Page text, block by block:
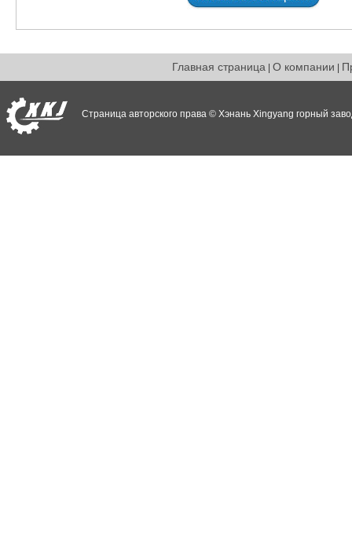
Главная страница| О компании
Страница авторского права © Хэнань Xingyang горный